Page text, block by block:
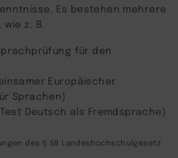
Es bestehen mehrere
z. B.
für den
Europäischer
Sprachen)
Deutsch als Fremdsprache)
des § 58 Landeshochschulgesetz